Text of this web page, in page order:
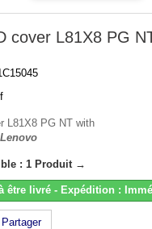
cover L81X8 PG
L81X8 PG NT with
: 1 Produit →
être livré - Expédition :